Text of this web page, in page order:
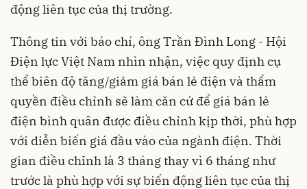
động liên tục của thị trường.
Thông tin với báo chí, ông Trần Đình Long - Hội
Điện lực Việt Nam nhìn nhận, việc quy định cụ
thể biên độ tăng/giảm giá bán lẻ điện và thẩm
quyền điều chỉnh sẽ làm căn cứ để giá bán lẻ
điện bình quân được điều chỉnh kịp thời, phù hợp
với diễn biến giá đầu vào của ngành điện. Thời
gian điều chỉnh là 3 tháng thay vì 6 tháng như
trước là phù hợp với sự biến động liên tục của thị